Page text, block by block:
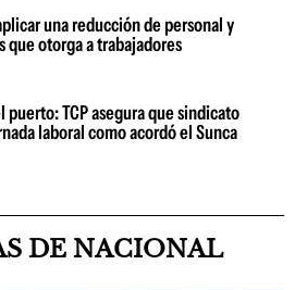
una reducción de personal y
otorga a trabajadores
TCP asegura que sindicato
laboral como acordó el Sunca
DE NACIONAL